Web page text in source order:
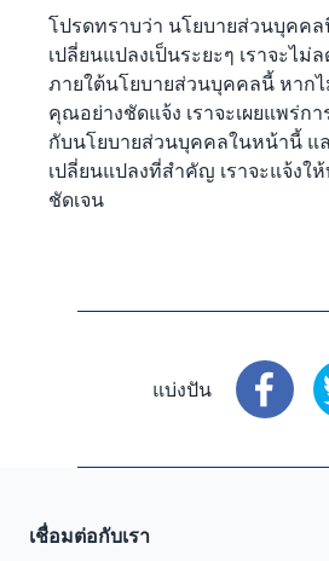
โปรดทราบว่า นโยบายส่วนบุคค
เปลี่ยนแปลงเป็นระยะๆ เราจะไ
ภายใต้นโยบายส่วนบุคคลนี้ หาก
คุณอย่างชัดแจ้ง เราจะเผยแพร่กา
กับนโยบายส่วนบุคคลในหน้านี้ แ
เปลี่ยนแปลงที่สำคัญ เราจะแจ้งใ
ชัดเจน
แบ่งปัน แบ่งปัน
เชื่อมต่อกับเรา